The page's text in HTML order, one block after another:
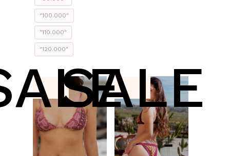
"100.000"
"110.000"
"120.000"
SALE